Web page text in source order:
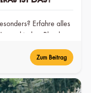
Erfahre alles
zu Blends.
Zum Beitrag